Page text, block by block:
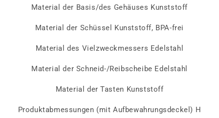
Material der Basis/des Gehäuses Kunststoff
Material der Schüssel Kunststoff, BPA-frei
Material des Vielzweckmessers Edelstahl
Material der Schneid-/Reibscheibe Edelstahl
Material der Tasten Kunststoff
Produktabmessungen (mit Aufbewahrungsdeckel) H